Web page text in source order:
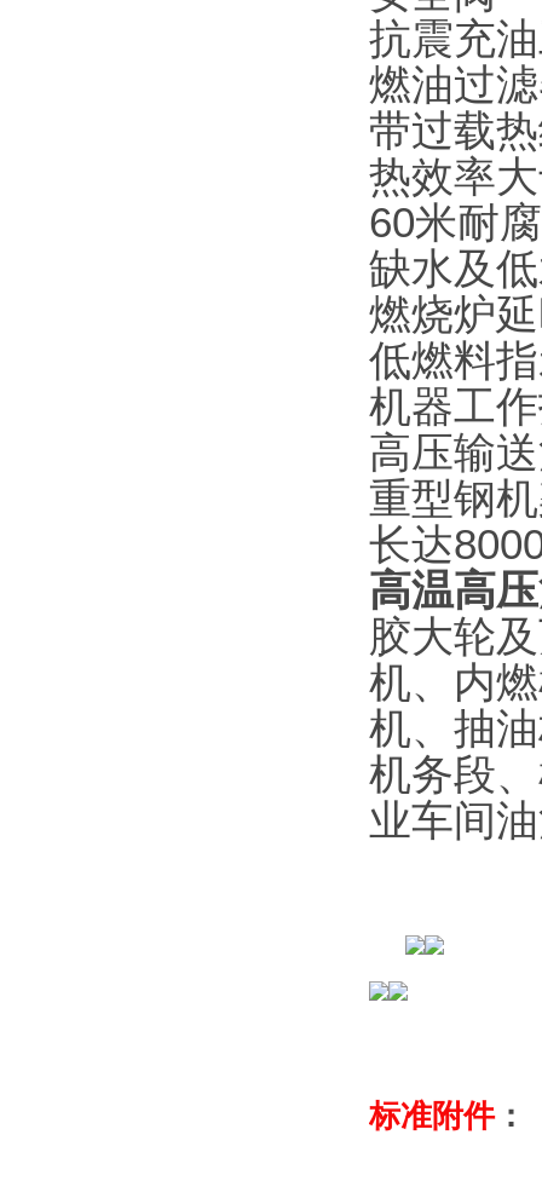
抗震充
燃油过
带过载
热效率
60米耐
缺水及
燃烧炉
低燃料
机器工
高压输
重型钢
长达
高温高
胶大轮
机、内
机、抽
机务段
业车间
标准附件：